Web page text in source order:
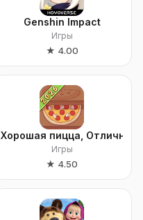
Genshin Impact
Игры
★ 4.00
Хорошая пицца, Отличная
Игры
★ 4.50